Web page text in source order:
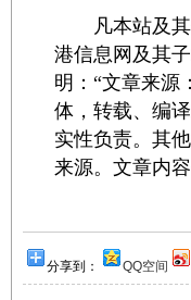
凡本站及其
港信息网及其
明：“文章来源
体，转载、编
实性负责。其
来源。文章内
分享到： QQ空间